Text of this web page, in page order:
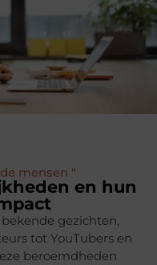
mensen "
en hun
gezichten,
tot YouTubers en
beroemdheden